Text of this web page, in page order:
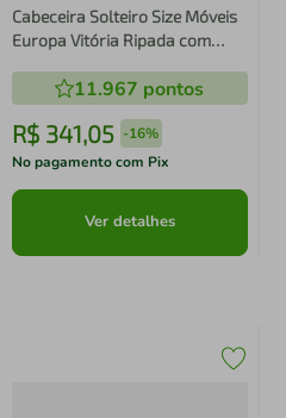
Cabeceira Solteiro Size Móveis
Europa Vitória Ripada com
101cm de largura
11.967 pontos
R$ 341,05 -16%
No pagamento com Pix
Ver detalhes